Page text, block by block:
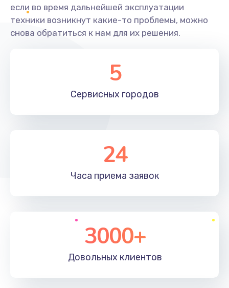
если во время дальнейшей эксплуатации
техники возникнут какие-то проблемы, можно
снова обратиться к нам для их решения.
5
Сервисных городов
24
Часа приема заявок
3000+
Довольных клиентов